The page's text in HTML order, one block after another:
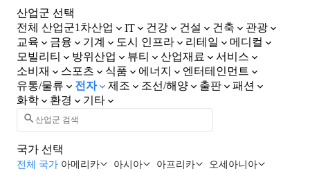
산업군 선택
전체 산업군1차산업 IT 건강 건설 건축
관광
교육
금융 기계 도시 인프라 리테일
메디컬
모빌리티
방위산업 뷰티 산업재료
서비스
소비재
스포츠 식품 에너지
엔터테인먼트
유통/물류
전자 제조 조선/해양 출판
패션
화학
환경 기타
국가 선택
전체 국가 아메리카 아시아 아프리카
오세아니아